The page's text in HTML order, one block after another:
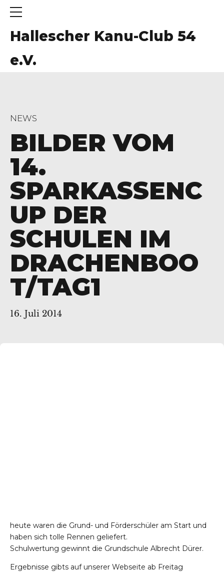
Hallescher Kanu-Club 54
e.V.
NEWS
BILDER VOM
14.
SPARKASSENC
UP DER
SCHULEN IM
DRACHENBOO
T/TAG1
16. Juli 2014
heute waren die Grund- und Förderschüler am Start und
haben sich tolle Rennen geliefert.
Schulwertung gewinnt die Grundschule Albrecht Dürer.
Ergebnisse gibts auf unserer Webseite ab Freitag